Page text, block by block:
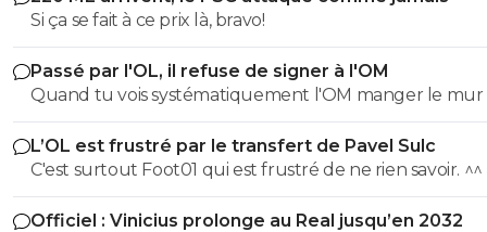
Si ça se fait à ce prix là, bravo!
Passé par l'OL, il refuse de signer à l'OM
Quand tu vois systématiquement l'OM manger le mur
après saison, il y a de quoi refuser d'y aller. ^^
L’OL est frustré par le transfert de Pavel Sulc
C'est surtout Foot01 qui est frustré de ne rien savoir. ^^
Officiel : Vinicius prolonge au Real jusqu’en 2032